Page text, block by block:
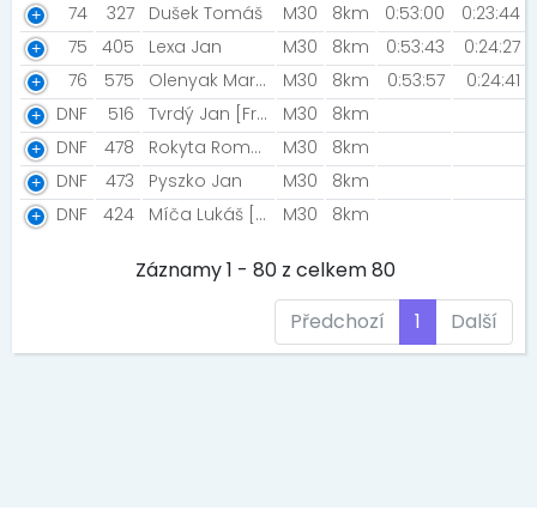
74
327 Dušek Tomáš M30 8km 0:53:00
0:23:44
75
405 Lexa Jan M30 8km 0:53:43
0:24:27
76
575 Olenyak Marek M30 8km 0:53:57
0:24:41
DNF
516 Tvrdý Jan [Frýdek - Místek] M30
8km
DNF
478 Rokyta Roman M30
8km
DNF
473 Pyszko Jan M30
8km
DNF
424 Míča Lukáš [The Pub] M30 8km
Záznamy 1 - 80 z celkem 80
Předchozí
1 Další